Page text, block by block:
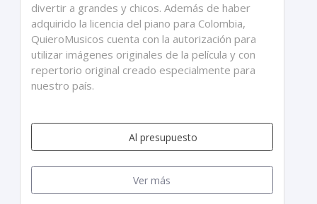
divertir a grandes y chicos. Además de haber
adquirido la licencia del piano para Colombia,
QuieroMusicos cuenta con la autorización para
utilizar imágenes originales de la película y con
repertorio original creado especialmente para
nuestro país.
Al presupuesto
Ver más